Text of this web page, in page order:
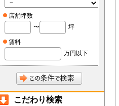
店舗坪数
〜
坪
賃料
万円以下
こだわり検索